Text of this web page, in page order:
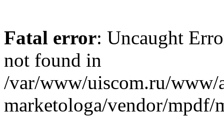
Fatal error: Uncaught
not found in
/var/www/uiscom.ru/www/
marketologa/vendor/mpdf/